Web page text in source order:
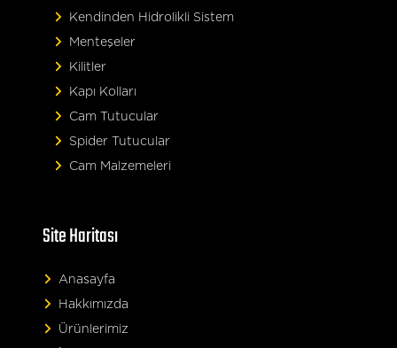
Kendinden Hidrolikli Sistem
Menteşeler
Kilitler
Kapı Kolları
Cam Tutucular
Spider Tutucular
Cam Malzemeleri
Site Haritası
Anasayfa
Hakkımızda
Ürünlerimiz